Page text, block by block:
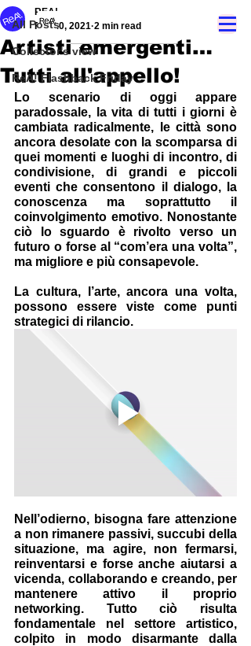
All Posts
Collector's view
ReA! Flashback Friday
Artisti emergenti…
Tutti all'appello!
REA!
Feb 10, 2021 2 min read
Lo scenario di oggi appare
paradossale, la vita di tutti i giorni è
cambiata radicalmente, le città sono
ancora desolate con la scomparsa di
quei momenti e luoghi di incontro, di
condivisione, di grandi e piccoli
eventi che consentono il dialogo, la
conoscenza ma soprattutto il
coinvolgimento emotivo. Nonostante
ciò lo sguardo è rivolto verso un
futuro o forse al “com’era una volta”,
ma migliore e più consapevole.
La cultura, l’arte, ancora una volta,
possono essere viste come punti
strategici di rilancio.
Nell’odierno, bisogna fare attenzione
a non rimanere passivi, succubi della
situazione, ma agire, non fermarsi,
reinventarsi e forse anche aiutarsi a
vicenda, collaborando e creando, per
mantenere attivo il proprio
networking. Tutto ciò risulta
fondamentale nel settore artistico,
colpito in modo disarmante dalla